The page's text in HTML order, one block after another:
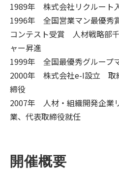
1989年 株式会社リクルート
1996年 全国営業マン最優秀
コンテスト受賞 人材戦略部
ャー昇進
1999年 全国最優秀グループ
2000年 株式会社e-I設立 取
締役
2007年 人材・組織開発企業
業、代表取締役就任
開催概要